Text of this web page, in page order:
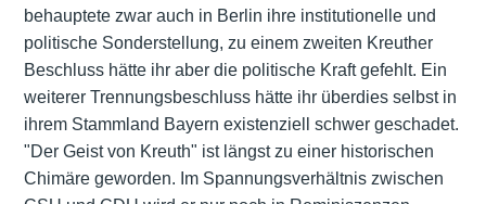
behauptete zwar auch in Berlin ihre institutionelle und
politische Sonderstellung, zu einem zweiten Kreuther
Beschluss hätte ihr aber die politische Kraft gefehlt. Ein
weiterer Trennungsbeschluss hätte ihr überdies selbst in
ihrem Stammland Bayern existenziell schwer geschadet.
"Der Geist von Kreuth" ist längst zu einer historischen
Chimäre geworden. Im Spannungsverhältnis zwischen